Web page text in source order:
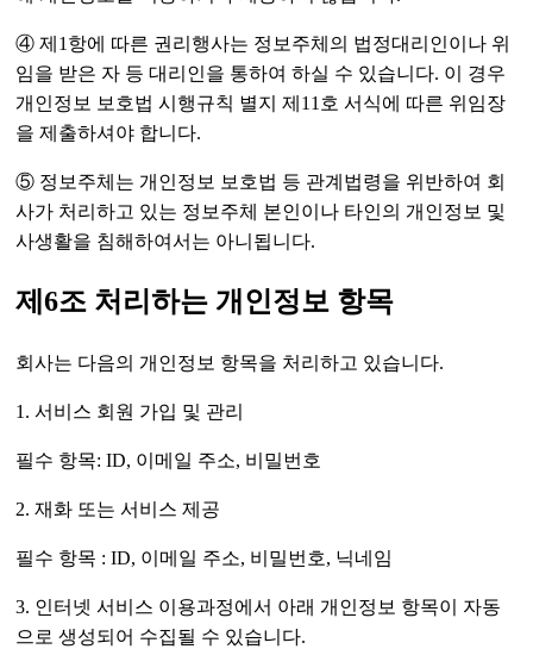
④ 제1항에 따른 권리행사는 정보주체의 법정대리인이나 위
임을 받은 자 등 대리인을 통하여 하실 수 있습니다. 이 경우
개인정보 보호법 시행규칙 별지 제11호 서식에 따른 위임장
을 제출하셔야 합니다.
⑤ 정보주체는 개인정보 보호법 등 관계법령을 위반하여 회
사가 처리하고 있는 정보주체 본인이나 타인의 개인정보 및
사생활을 침해하여서는 아니됩니다.
제6조 처리하는 개인정보 항목
회사는 다음의 개인정보 항목을 처리하고 있습니다.
1. 서비스 회원 가입 및 관리
필수 항목: ID, 이메일 주소, 비밀번호
2. 재화 또는 서비스 제공
필수 항목 : ID, 이메일 주소, 비밀번호, 닉네임
3. 인터넷 서비스 이용과정에서 아래 개인정보 항목이 자동
으로 생성되어 수집될 수 있습니다.